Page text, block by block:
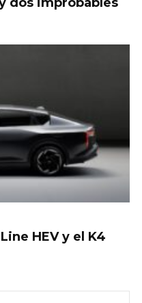
HEV y el K4